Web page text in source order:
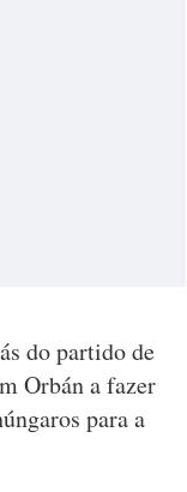
do partido de
Orbán a fazer
para a